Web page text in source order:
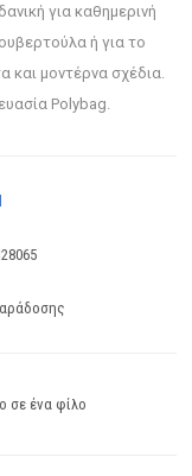
για καθημερινή
ή για το
μοντέρνα σχέδια.
Polybag.
σε ένα φίλο